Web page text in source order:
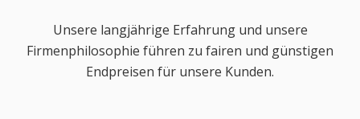
Unsere langjährige Erfahrung und unsere
Firmenphilosophie führen zu fairen und günstigen
Endpreisen für unsere Kunden.